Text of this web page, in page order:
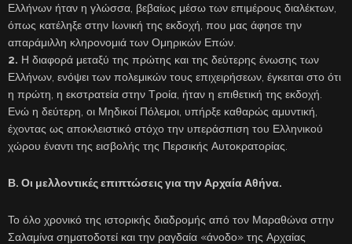
Ελλήνων ήταν η γλώσσα, βεβαίως μέσω των επιμέρους διαλέκτων,
όπως κατέληξε στην Ιωνική της εκδοχή, που μας άφησε την
απαράμιλλη κληρονομιά των Ομηρικών Επών.
2. Η διαφορά μεταξύ της πρώτης και της δεύτερης ένωσης των
Ελλήνων, ενόψει των πολεμικών τους επιχειρήσεων, έγκειται στο ότι
η πρώτη, η εκστρατεία στην Τροία, ήταν η επιθετική της εκδοχή.
Ενώ η δεύτερη, οι Μηδικοί Πόλεμοι, υπήρξε καθαρώς αμυντική,
έχοντας ως αποκλειστικό στόχο την υπεράσπιση του Ελληνικού
χώρου έναντι της εισβολής της Περσικής Αυτοκρατορίας.
Β. Οι μελλοντικές επιπτώσεις για την Αρχαία Αθήνα.
Το όλο χρονικό της ιστορικής διαδρομής από τον Μαραθώνα στην
Σαλαμίνα σηματοδοτεί και την ραγδαία «άνοδο» της Αρχαίας